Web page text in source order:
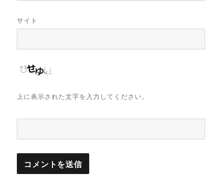
サイト
上に表示された文字を入力してください。